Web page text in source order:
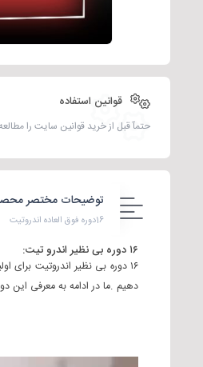
قوانین استفاده
حتمآ قبل از خرید قوانین سایت را
توضیحات مختصر
16دوره فوق العاده اندروتیت
۱۶ دوره بی نظیر اندرو تیت:
دهیم .ما در ادامه به معرفی